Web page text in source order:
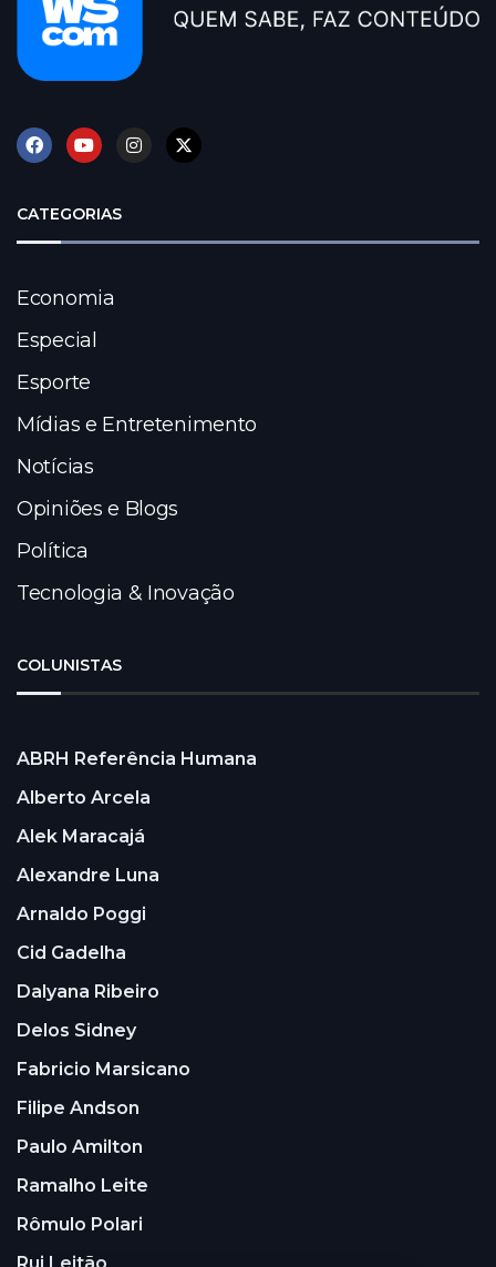
CATEGORIAS
Economia
Especial
Esporte
Mídias e Entretenimento
Notícias
Opiniões e Blogs
Política
Tecnologia & Inovação
COLUNISTAS
ABRH Referência Humana
Alberto Arcela
Alek Maracajá
Alexandre Luna
Arnaldo Poggi
Cid Gadelha
Dalyana Ribeiro
Delos Sidney
Fabricio Marsicano
Filipe Andson
Paulo Amilton
Ramalho Leite
Rômulo Polari